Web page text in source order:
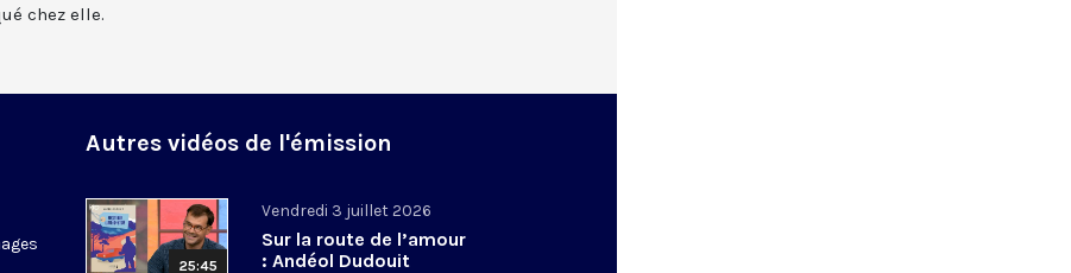
chez elle.
Autres vidéos de l'émission
25:45
Vendredi 3 juillet 2026
Sur la route de l’amour
: Andéol Dudouit